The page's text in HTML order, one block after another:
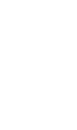
Перейти к